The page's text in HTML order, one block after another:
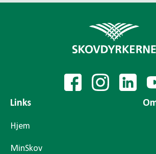
Links
Hjem
MinSkov